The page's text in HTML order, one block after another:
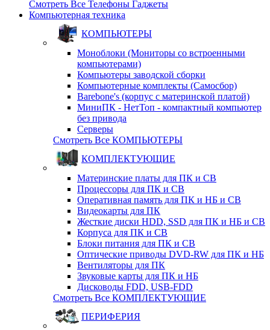
Смотреть Все Телефоны Гаджеты
Компьютерная техника
КОМПЬЮТЕРЫ
Моноблоки (Мониторы со встроенными
компьютерами)
Компьютеры заводской сборки
Компьютерные комплекты (Самосбор)
Barebone's (корпус с материнской платой)
МиниПК - НетТоп - компактный компьютер
без привода
Серверы
Смотреть Все КОМПЬЮТЕРЫ
КОМПЛЕКТУЮЩИЕ
Материнские платы для ПК и СВ
Процессоры для ПК и СВ
Оперативная память для ПК и НБ и СВ
Видеокарты для ПК
Жесткие диски HDD, SSD для ПК и НБ и СВ
Корпуса для ПК и СВ
Блоки питания для ПК и СВ
Оптические приводы DVD-RW для ПК и НБ
Вентиляторы для ПК
Звуковые карты для ПК и НБ
Дисководы FDD, USB-FDD
Смотреть Все КОМПЛЕКТУЮЩИЕ
ПЕРИФЕРИЯ